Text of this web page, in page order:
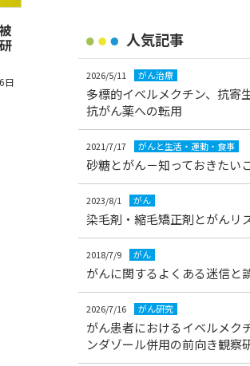
日
人気記事
2026/5/11 がん治療
多標的イベルメクチン、抗寄
抗がん薬への転用
2021/7/17 がんと生活・運動・食事
砂糖とがん－知っておきたい
2023/8/1 がん
染毛剤・縮毛矯正剤とがんリ
2018/7/9 がん
がんに関するよくある迷信と
2026/7/16 がん研究
がん患者におけるイベルメク
ンダゾール併用の前向き観察